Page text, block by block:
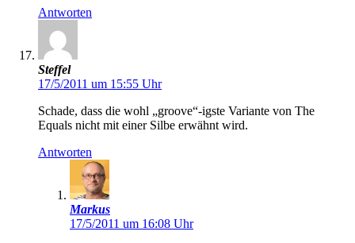
Antworten
Steffel
17/5/2011 um 15:55 Uhr
Schade, dass die wohl „groove“-igste Variante von The
Equals nicht mit einer Silbe erwähnt wird.
Antworten
Markus
17/5/2011 um 16:08 Uhr